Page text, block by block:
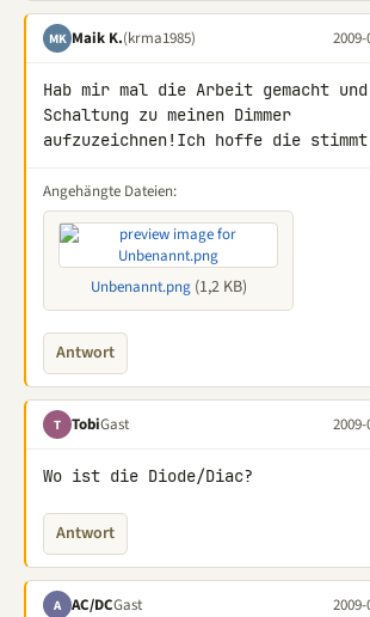
MK Maik K.(krma1985)
Hab mir mal die Arbeit gemacht
Schaltung zu meinen Dimmer
aufzuzeichnen!Ich hoffe die
Angehängte Dateien:
Unbenannt.png(1,2 KB)
Antwort
T TobiGast
Wo ist die Diode/Diac?
Antwort
A AC/DCGast